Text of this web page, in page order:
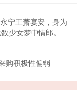
宁王萧宴安，身为
少女梦中情郎。
购积极性偏弱